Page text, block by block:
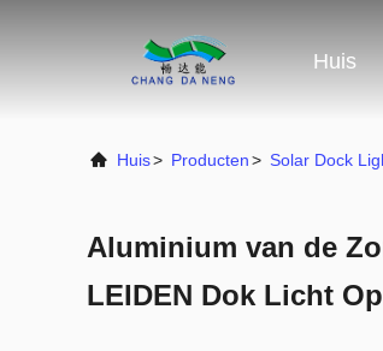
Huis
Huis> Producten> Solar Dock
Aluminium van de
LEIDEN Dok Licht